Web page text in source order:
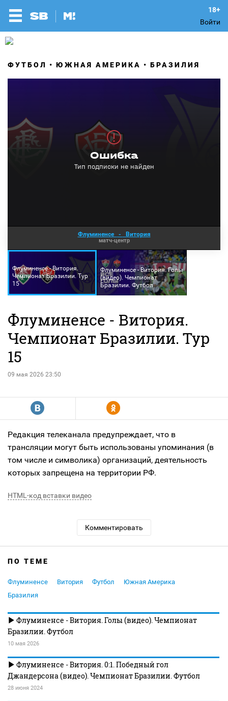
Войти
ФУТБОЛ ЮЖНАЯ АМЕРИКА БРАЗИЛИЯ
Флуминенсе - Витория
матч-центр
Флуминенсе - Витория.
Чемпионат Бразилии. Тур
15
Флуминенсе - Витория. Голы
(видео). Чемпионат
Бразилии. Футбол
Флуминенсе - Витория.
Чемпионат Бразилии. Тур
15
09 мая 2026 23:50
R Y
Редакция телеканала предупреждает, что в
трансляции могут быть использованы упоминания (в
том числе и символика) организаций, деятельность
которых запрещена на территории РФ.
HTML-код вставки видео
Комментировать
ПО ТЕМЕ
Флуминенсе Витория Футбол
Южная Америка
Бразилия
Флуминенсе - Витория. Голы (видео). Чемпионат
Бразилии. Футбол
10 мая 2026
Флуминенсе - Витория. 0:1. Победный гол
Джандерсона (видео). Чемпионат Бразилии. Футбол
28 июня 2024